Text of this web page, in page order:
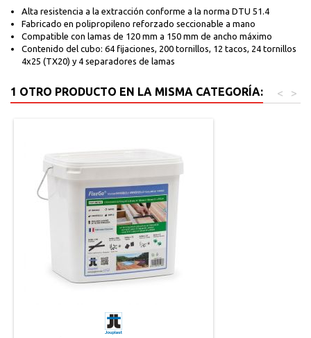
Alta resistencia a la extracción conforme a la norma DTU 51.4
Fabricado en polipropileno reforzado seccionable a mano
Compatible con lamas de 120 mm a 150 mm de ancho máximo
Contenido del cubo: 64 fijaciones, 200 tornillos, 12 tacos, 24 tornillos
4x25 (TX20) y 4 separadores de lamas
1 OTRO PRODUCTO EN LA MISMA CATEGORÍA: >
<